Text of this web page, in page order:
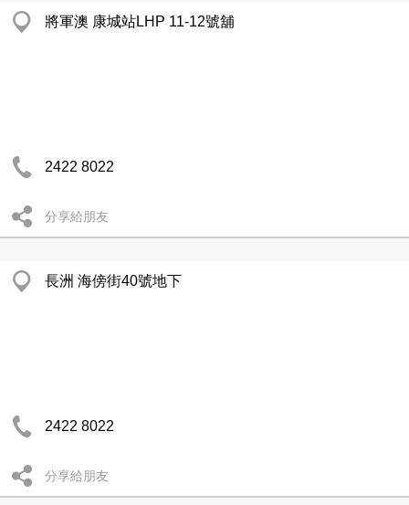
將軍澳 康城站LHP 11-12號舖
2422 8022
分享給朋友
長洲 海傍街40號地下
2422 8022
分享給朋友